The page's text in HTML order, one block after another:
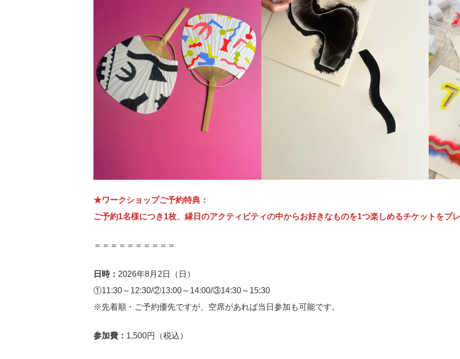
★ワークショップご予約特典：
ご予約1名様につき1枚、縁日のアクティビティの中からお好きなものを1つ楽しめるチケットをプ
＝＝＝＝＝＝＝＝＝＝
日時： 2026年8月2日（日）
①11:30～12:30/②13:00～14:00/③14:30～15:30
※先着順・ご予約優先ですが、空席があれば当日参加も可能です。
参加費： 1,500円（税込）